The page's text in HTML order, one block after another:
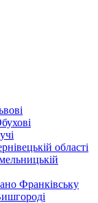
області
Франківську